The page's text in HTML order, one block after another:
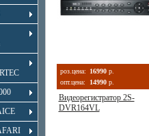
роз.цена: 16990 р.
опт.цена:
14990 р.
Видеорегистратор 2S-
DVR164VL